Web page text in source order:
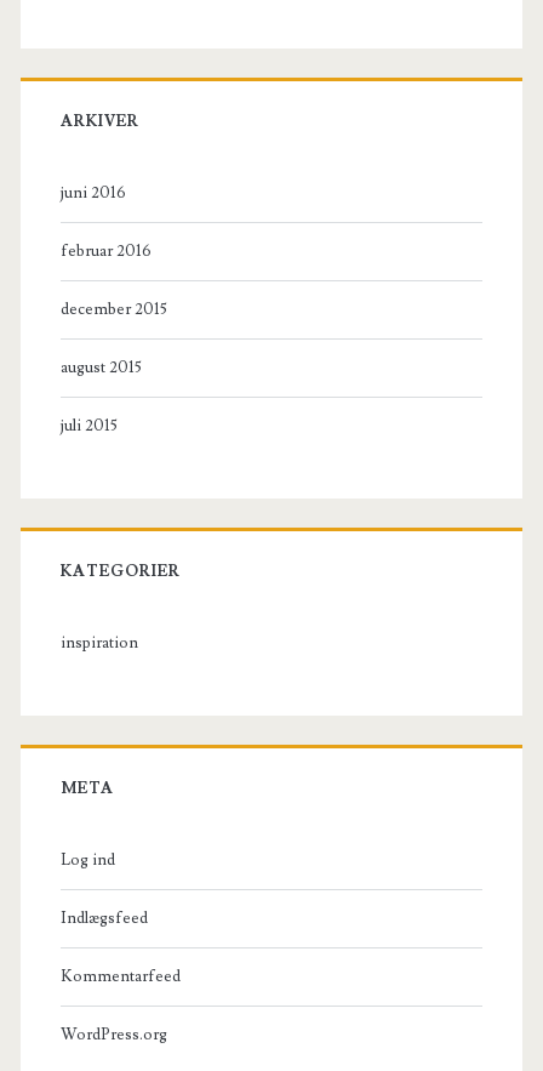
ARKIVER
juni 2016
februar 2016
december 2015
august 2015
juli 2015
KATEGORIER
inspiration
META
Log ind
Indlægsfeed
Kommentarfeed
WordPress.org